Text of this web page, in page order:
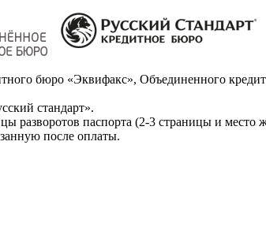
бюро «Эквифакс», Объединенного
стандарт».
разворотов паспорта (2-3 страницы и место
после оплаты.